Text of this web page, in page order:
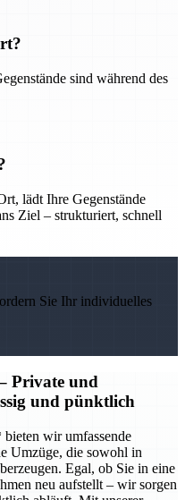
sind während des
lädt Ihre Gegenstände
Ziel – strukturiert, schnell
Sie Ihr individuelles
Private und
und pünktlich
wir umfassende
Umzüge, die sowohl in
Egal, ob Sie in eine
neu aufstellt – wir sorgen